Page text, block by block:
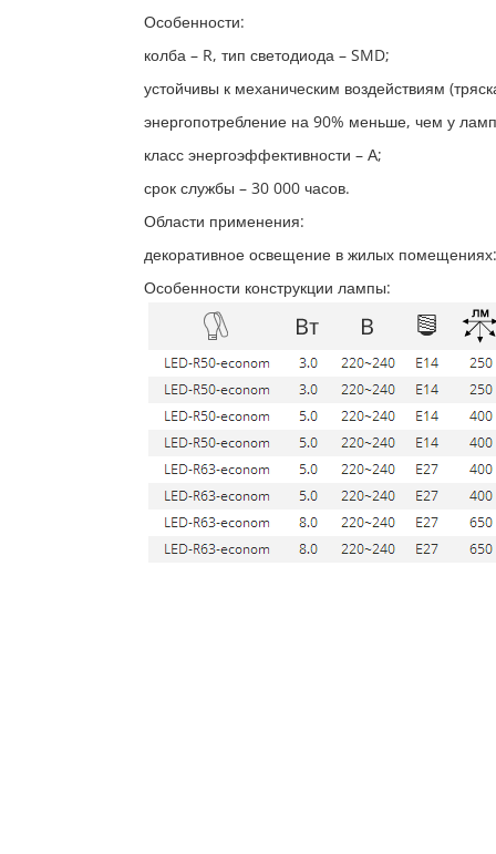
Особенности:
колба – R, тип светодиода – SMD;
устойчивы к механическим воздействиям
энергопотребление на 90% меньше, чем у
класс энергоэффективности – А;
срок службы – 30 000 часов.
Области применения:
декоративное освещение в жилых
Особенности конструкции лампы: